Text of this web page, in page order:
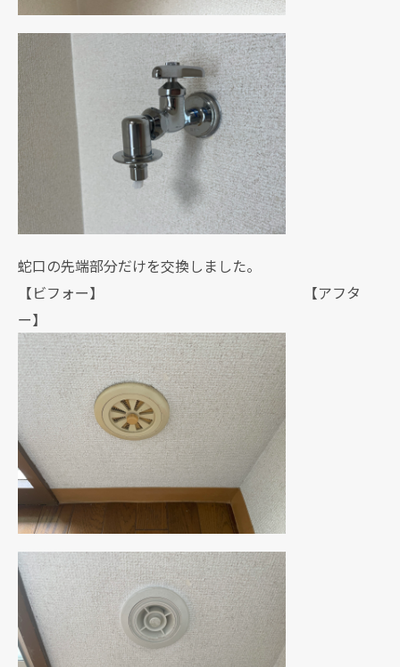
蛇口の先端部分だけを交換しました。
【ビフォー】 【アフタ
ー】